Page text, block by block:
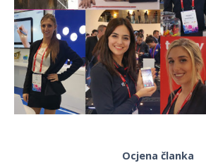
Ocjena članka